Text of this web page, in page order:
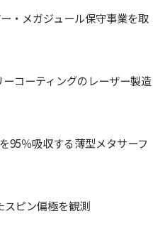
・メガジュール保守事業を取
コーティングのレーザー製造
95％吸収する薄型メタサーフ
スピン偏極を観測